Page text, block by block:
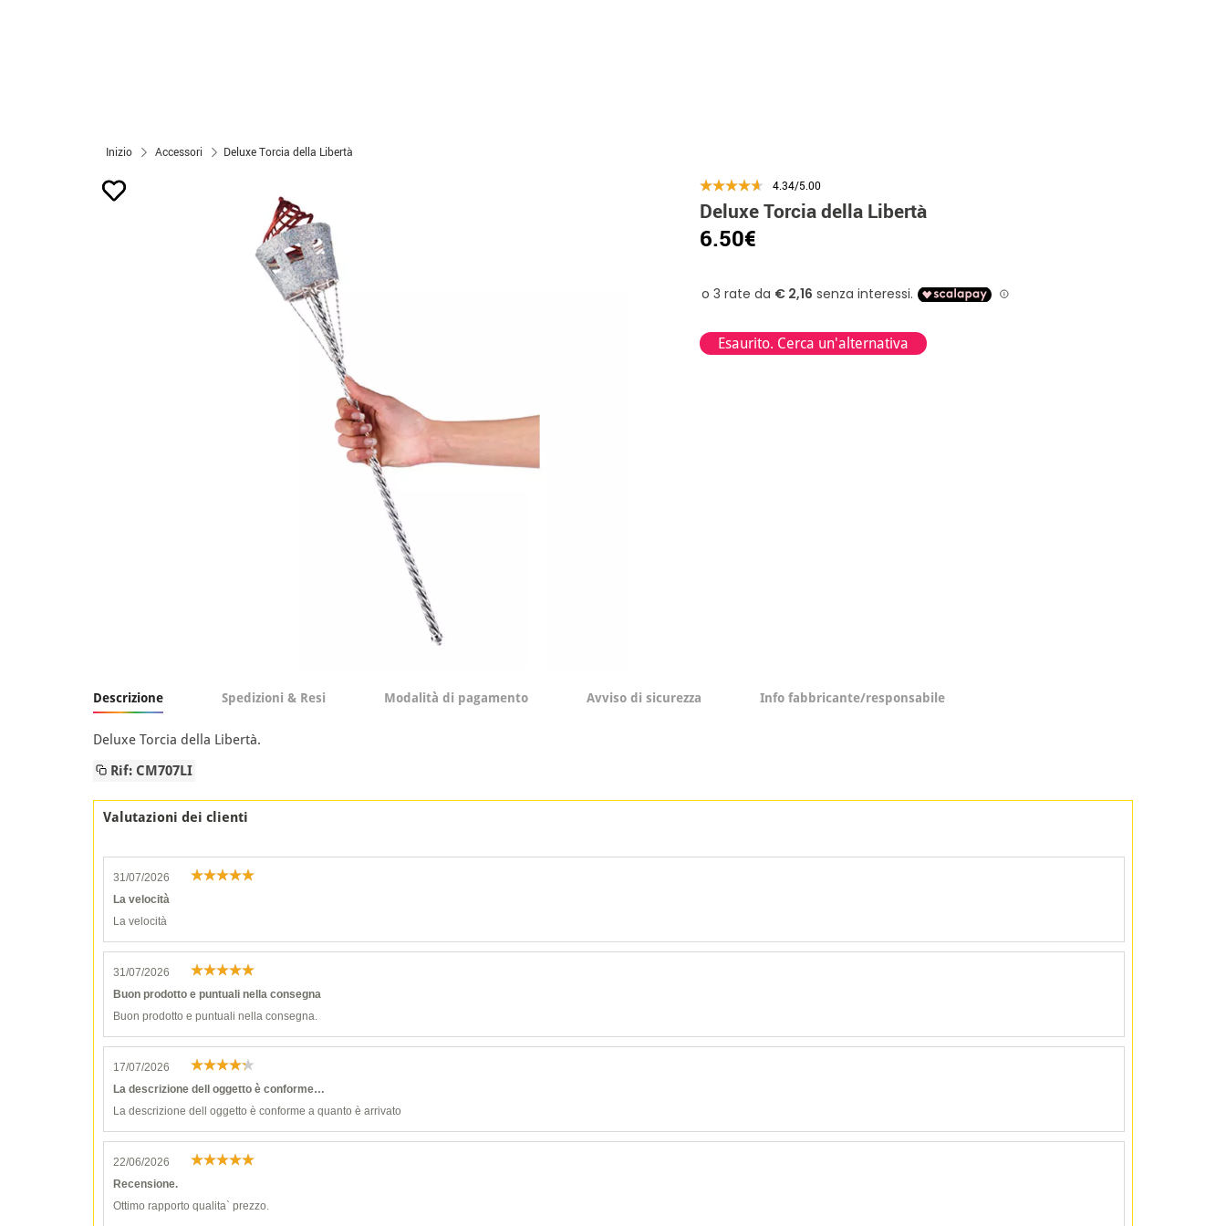
Inizio Accessori Deluxe Torcia della Libertà
4.34/5.00
Deluxe Torcia della Libertà
6.50€
Esaurito. Cerca un'alternativa
Descrizione Spedizioni & Resi Modalità di pagamento Avviso di sicurezza Info fabbricante/responsabile
Deluxe Torcia della Libertà.
Rif: CM707LI
Valutazioni dei clienti
31/07/2026
La velocità
La velocità
31/07/2026
Buon prodotto e puntuali nella consegna
Buon prodotto e puntuali nella consegna.
17/07/2026
La descrizione dell oggetto è conforme…
La descrizione dell oggetto è conforme a quanto è arrivato
22/06/2026
Recensione.
Ottimo rapporto qualita` prezzo.